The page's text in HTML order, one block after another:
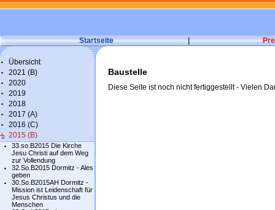
Startseite |
Übersicht
2021 (B)
2020
2019
2018
2017 (A)
2016 (C)
2015 (B)
33.so.B2015 Die Kirche
Jesu Christi auf dem Weg
zur Vollendung
32.So.B2015 Dormitz - Ales
geben
30.So.B2015AH Dormitz -
Mission ist Leidenschaft für
Jesus Christus und die
Menschen
Baustelle
Diese Seite ist noch nicht fertiggestellt - Vielen